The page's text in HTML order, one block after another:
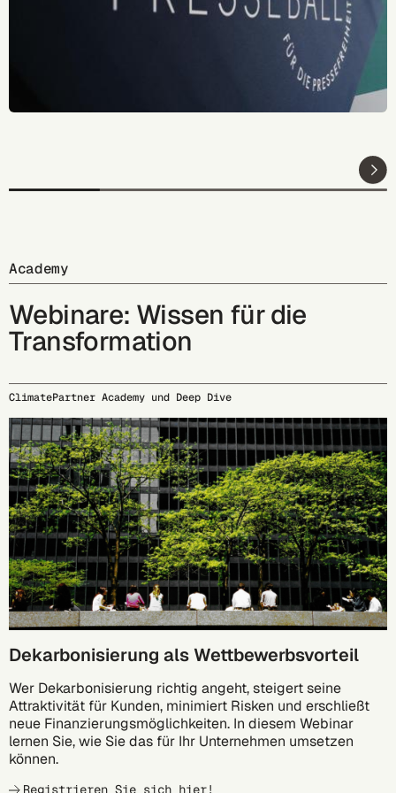
Academy
Webinare: Wissen für die
Transformation
ClimatePartner Academy und Deep Dive
17.09.
Dekarbonisierung als Wettbewerbsvorteil
Wer Dekarbonisierung richtig angeht, steigert seine
Attraktivität für Kunden, minimiert Risken und erschließt
neue Finanzierungsmöglichkeiten. In diesem Webinar
lernen Sie, wie Sie das für Ihr Unternehmen umsetzen
können.